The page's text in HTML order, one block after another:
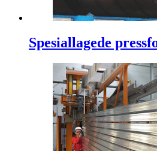
Spesiallagede